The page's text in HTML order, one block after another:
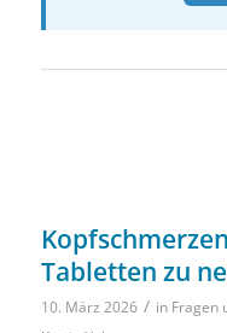
Tabletten zu
10. März 2026 / in Fragen